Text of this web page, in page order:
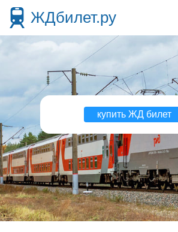
ЖДбилет.ру
купить ЖД билет